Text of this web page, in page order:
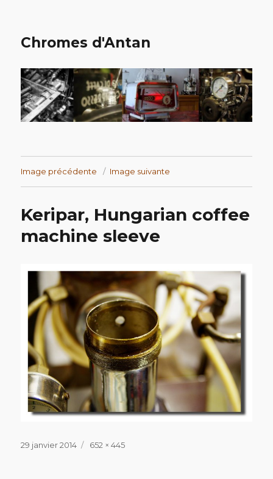
Chromes d'Antan
Image précédente Image suivante
Keripar, Hungarian coffee
machine sleeve
Publié
29 janvier 2014
Taille
652 × 445